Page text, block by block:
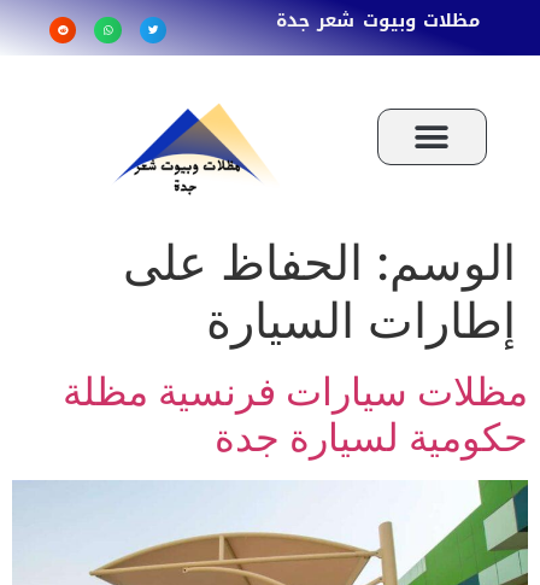
مظلات وبيوت شعر جدة
الوسم: الحفاظ على
إطارات السيارة
مظلات سيارات فرنسية مظلة
حكومية لسيارة جدة